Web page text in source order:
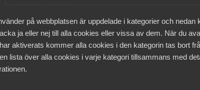
på webbplatsen är uppdelade i kategorier och nedan
ja eller nej till alla cookies eller vissa av dem. När du
aktiverats kommer alla cookies i den kategorin tas bort
lista över alla cookies i varje kategori tillsammans med
regler och